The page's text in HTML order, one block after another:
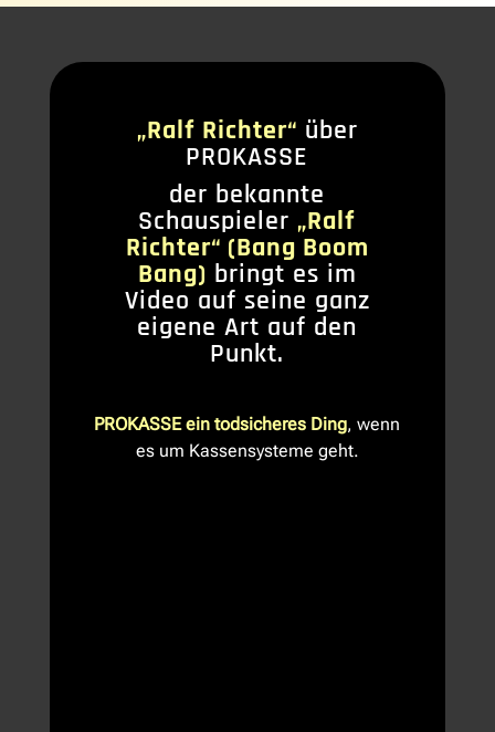
„Ralf Richter“ über
PROKASSE
der bekannte
Schauspieler„Ralf
Richter“ (Bang Boom
Bang) bringt es im
Video auf seine ganz
eigene Art auf den
Punkt.
PROKASSE ein todsicheres Ding, wenn
es um Kassensysteme geht.